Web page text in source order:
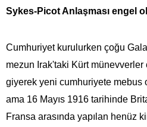
Sykes-Picot Anlaşması engel
Cumhuriyet kurulurken çoğu
mezun Irak'taki Kürt
giyerek yeni cumhuriyete mebus
ama 16 Mayıs 1916 tarihinde
Fransa arasında yapılan henüz